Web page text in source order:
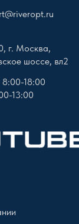
г. Москва,
шоссе, вл2
18:00
13:00